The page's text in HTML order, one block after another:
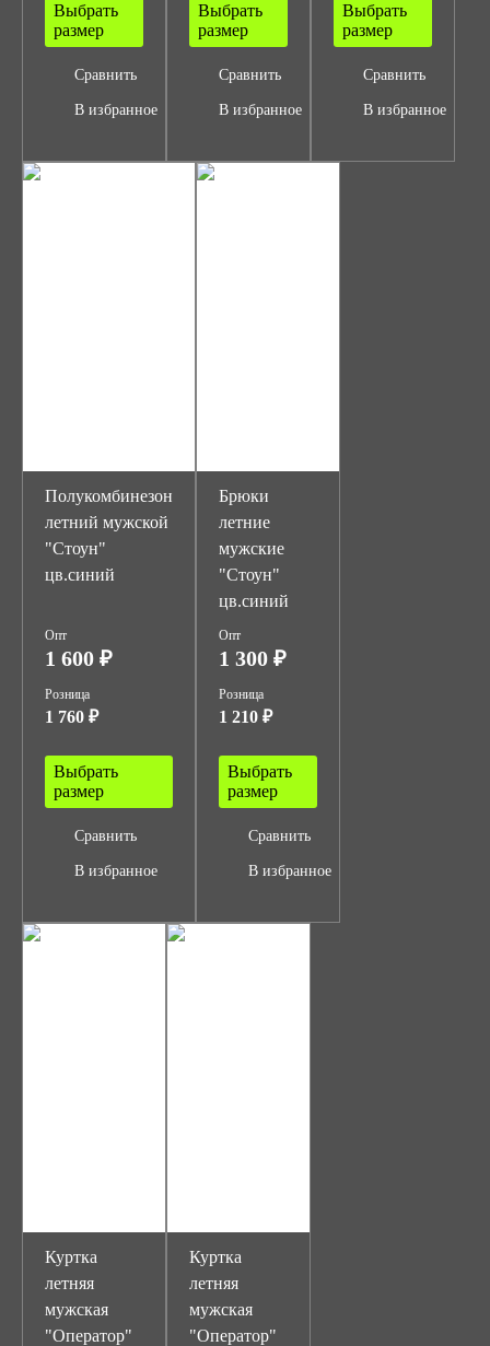
Выбрать
размер
Сравнить
В избранное
Выбрать
размер
Сравнить
В избранное
Выбрать
размер
Сравнить
В избранное
Полукомбинезон
летний мужской
"Стоун"
цв.синий
Опт
1 600 ₽
Розница
1 760 ₽
Выбрать
размер
Сравнить
В избранное
Брюки
летние
мужские
"Стоун"
цв.синий
Опт
1 300 ₽
Розница
1 210 ₽
Выбрать
размер
Сравнить
В избранное
Куртка
летняя
мужская
"Оператор"
Куртка
летняя
мужская
"Оператор"